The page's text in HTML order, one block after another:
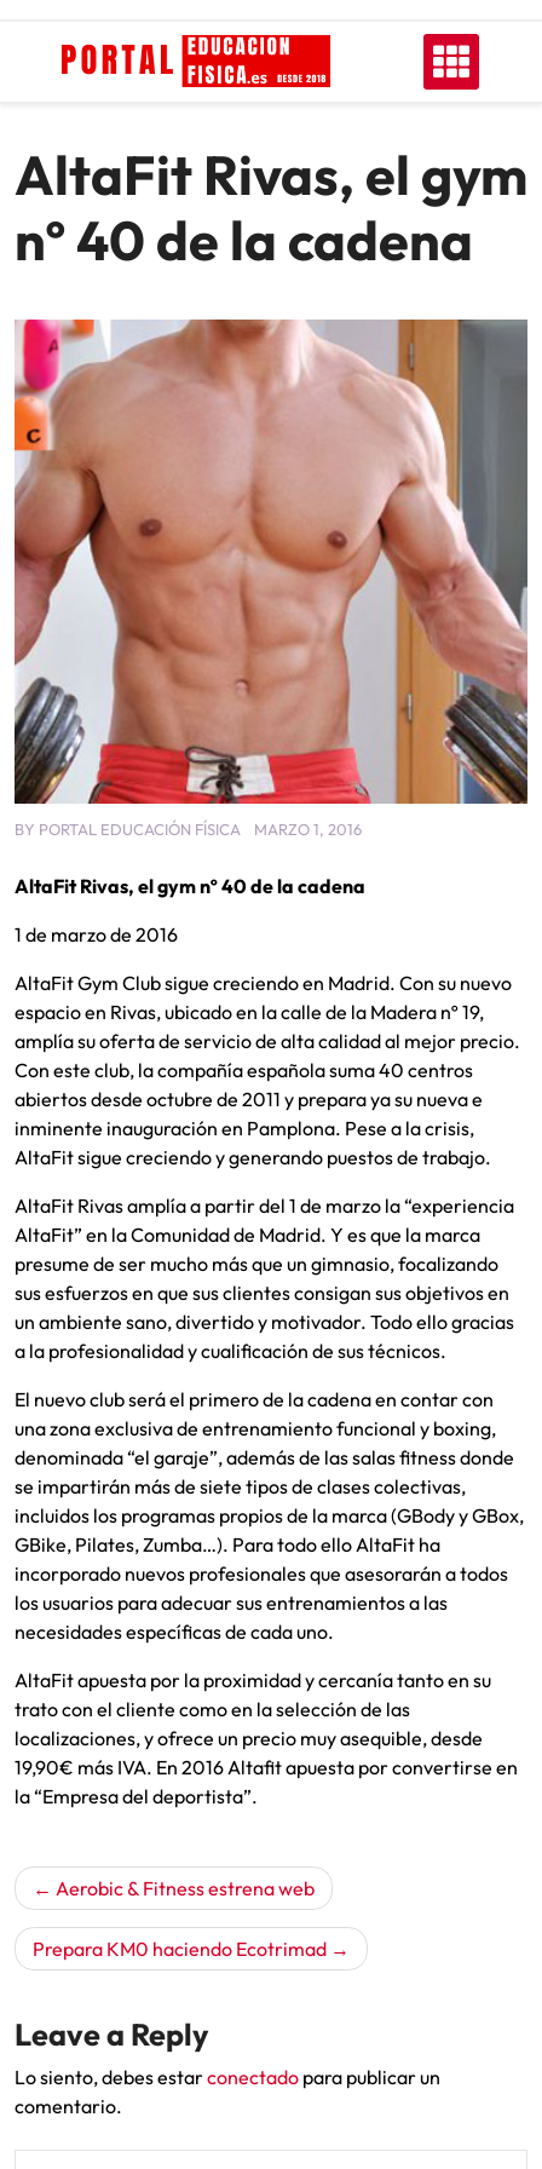
content
AltaFit Rivas, el gym
nº 40 de la cadena
BY PORTAL EDUCACIÓN FÍSICA MARZO 1, 2016
AltaFit Rivas, el gym nº 40 de la cadena
1 de marzo de 2016
AltaFit Gym Club sigue creciendo en Madrid. Con su nuevo
espacio en Rivas, ubicado en la calle de la Madera nº 19,
amplía su oferta de servicio de alta calidad al mejor precio.
Con este club, la compañía española suma 40 centros
abiertos desde octubre de 2011 y prepara ya su nueva e
inminente inauguración en Pamplona. Pese a la crisis,
AltaFit sigue creciendo y generando puestos de trabajo.
AltaFit Rivas amplía a partir del 1 de marzo la “experiencia
AltaFit” en la Comunidad de Madrid. Y es que la marca
presume de ser mucho más que un gimnasio, focalizando
sus esfuerzos en que sus clientes consigan sus objetivos en
un ambiente sano, divertido y motivador. Todo ello gracias
a la profesionalidad y cualificación de sus técnicos.
El nuevo club será el primero de la cadena en contar con
una zona exclusiva de entrenamiento funcional y boxing,
denominada “el garaje”, además de las salas fitness donde
se impartirán más de siete tipos de clases colectivas,
incluidos los programas propios de la marca (GBody y GBox,
GBike, Pilates, Zumba…). Para todo ello AltaFit ha
incorporado nuevos profesionales que asesorarán a todos
los usuarios para adecuar sus entrenamientos a las
necesidades específicas de cada uno.
AltaFit apuesta por la proximidad y cercanía tanto en su
trato con el cliente como en la selección de las
localizaciones, y ofrece un precio muy asequible, desde
19,90€ más IVA. En 2016 Altafit apuesta por convertirse en
la “Empresa del deportista”.
Navegación
de
entradas
Aerobic & Fitness estrena web
Prepara KM0 haciendo Ecotrimad
Leave a Reply
Lo siento, debes estarconectado para publicar un
comentario.